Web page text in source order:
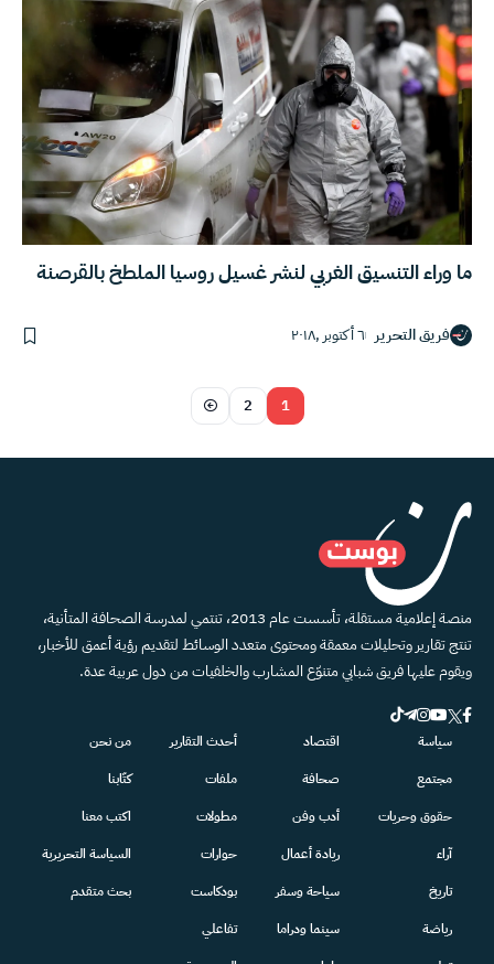
ما وراء التنسيق الغربي لنشر غسيل روسيا الملطخ بالقرصنة
فريق التحرير ٦ أكتوبر ,٢٠١٨
1
2
منصة إعلامية مستقلة، تأسست عام 2013، تنتمي لمدرسة الصحافة المتأنية،
تنتج تقارير وتحليلات معمقة ومحتوى متعدد الوسائط لتقديم رؤية أعمق للأخبار،
ويقوم عليها فريق شبابي متنوّع المشارب والخلفيات من دول عربية عدة.
سياسة
مجتمع
حقوق وحريات
آراء
تاريخ
رياضة
اقتصاد
صحافة
أدب وفن
ريادة أعمال
سياحة وسفر
سينما ودراما
أحدث التقارير
ملفات
مطولات
حوارات
بودكاست
تفاعلي
من نحن
كتّابنا
اكتب معنا
السياسة التحريرية
بحث متقدم